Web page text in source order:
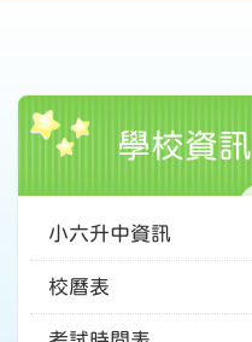
學校資訊
小六升中資訊
校曆表